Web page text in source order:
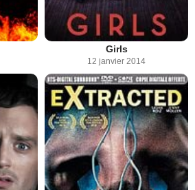
Girls
12 janvier 2014